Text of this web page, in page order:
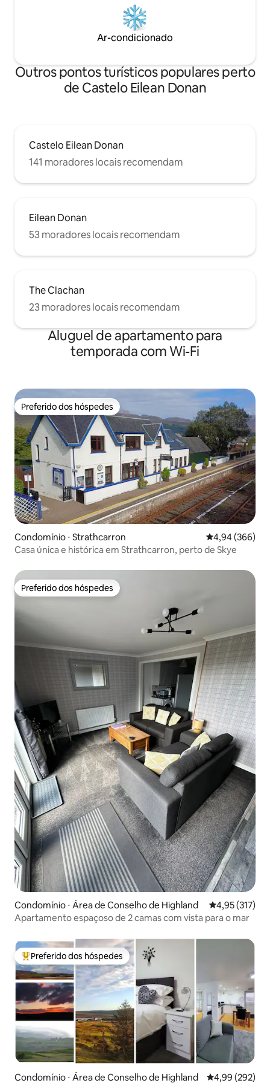
Ar-condicionado
Outros pontos turísticos populares perto
de Castelo Eilean Donan
Castelo Eilean Donan
141 moradores locais recomendam
Eilean Donan
53 moradores locais recomendam
The Clachan
23 moradores locais recomendam
Aluguel de apartamento para
temporada com Wi-Fi
Preferido dos hóspedes
Preferido dos hóspedes
Condomínio ⋅ Strathcarron 4,94 de uma
4,94 (366)
Casa única e histórica em Strathcarron, perto de Skye
Preferido dos hóspedes
Preferido dos hóspedes
Condomínio ⋅ Área de Conselho de Highland 4,95 de uma
4,95 (317)
Apartamento espaçoso de 2 camas com vista para o mar
Entre os melhores preferidos dos hóspedes
Preferido dos hóspedes
Condomínio ⋅ Área de Conselho de Highland 4,99 de uma
4,99 (292)